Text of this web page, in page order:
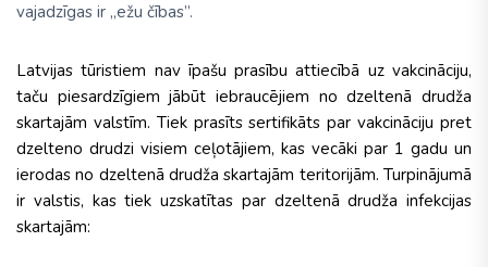
vajadzīgas ir „ežu čības”.
Latvijas tūristiem nav īpašu prasību attiecībā uz vakcināciju,
taču piesardzīgiem jābūt iebraucējiem no dzeltenā drudža
skartajām valstīm. Tiek prasīts sertifikāts par vakcināciju pret
dzelteno drudzi visiem ceļotājiem, kas vecāki par 1 gadu un
ierodas no dzeltenā drudža skartajām teritorijām. Turpinājumā
ir valstis, kas tiek uzskatītas par dzeltenā drudža infekcijas
skartajām: